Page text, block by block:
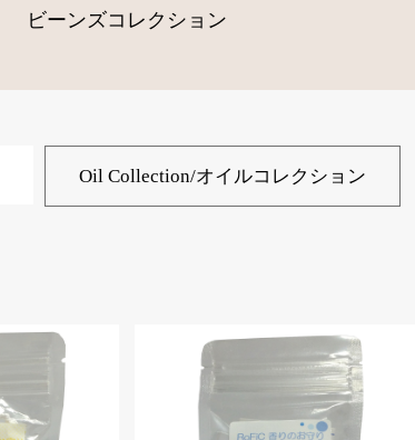
ビーンズコレクション
Oil Collection/オイルコレクション